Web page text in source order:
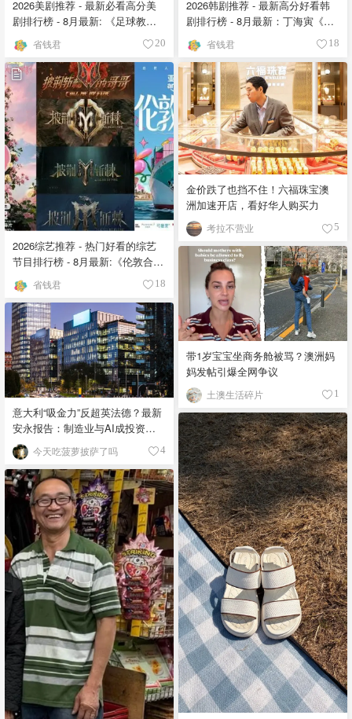
2026美剧推荐 - 最新必看高分美
剧排行榜 - 8月最新: 《​​足球教练
》第四季回归！
省钱君 20
2026韩剧推荐 - 最新高分好看韩
剧排行榜 - 8月最新：丁海寅《我
的荒糖恋爱 》上线❣️
省钱君 18
2026综艺推荐 - 热门好看的综艺
节目排行榜 - 8月最新:《​​伦敦合伙
人》回归啦
省钱君 18
金价跌了也挡不住！六福珠宝澳
洲加速开店，看好华人购买力
考拉不营业 5
带1岁宝宝坐商务舱被骂？澳洲妈
妈发帖引爆全网争议
土澳生活碎片 1
意大利“吸金力”反超英法德？最新
安永报告：制造业与AI成投资新
宠！ 今天吃菠萝披萨了吗 4